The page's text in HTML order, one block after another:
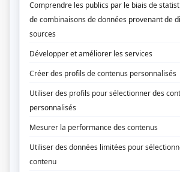
Marie-Hélène Copti
Michel Courtemanche
Pierre Paquin
Guy Lévesque
Textes
François Avard
Daniel Gagnon
Stéphane E. Roy
Compagnie de production
Encore Télévision